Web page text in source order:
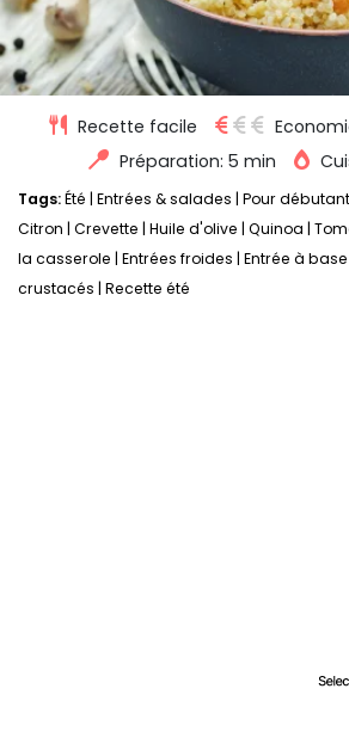
Recette facile
Préparation: 5 min
Tags:Été Entrées & salades Pour
Citron Crevette Huile d'olive Quinoa
la casserole Entrées froides Entrée à
crustacés Recette été